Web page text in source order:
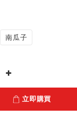
南瓜子
立即購買